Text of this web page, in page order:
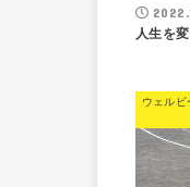
人生を
ウェル